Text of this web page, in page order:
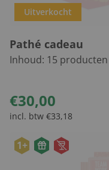
Uitverkocht
Pathé cadeau
Inhoud: 15 producten
€30,00
incl. btw €33,18
1+